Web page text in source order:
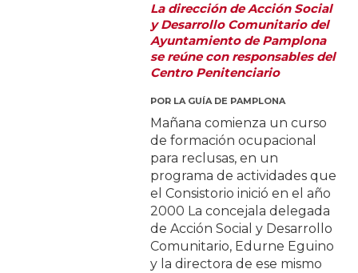
La dirección de Acción Social
y Desarrollo Comunitario del
Ayuntamiento de Pamplona
se reúne con responsables del
Centro Penitenciario
POR LA GUÍA DE PAMPLONA
Mañana comienza un curso
de formación ocupacional
para reclusas, en un
programa de actividades que
el Consistorio inició en el año
2000 La concejala delegada
de Acción Social y Desarrollo
Comunitario, Edurne Eguino
y la directora de ese mismo